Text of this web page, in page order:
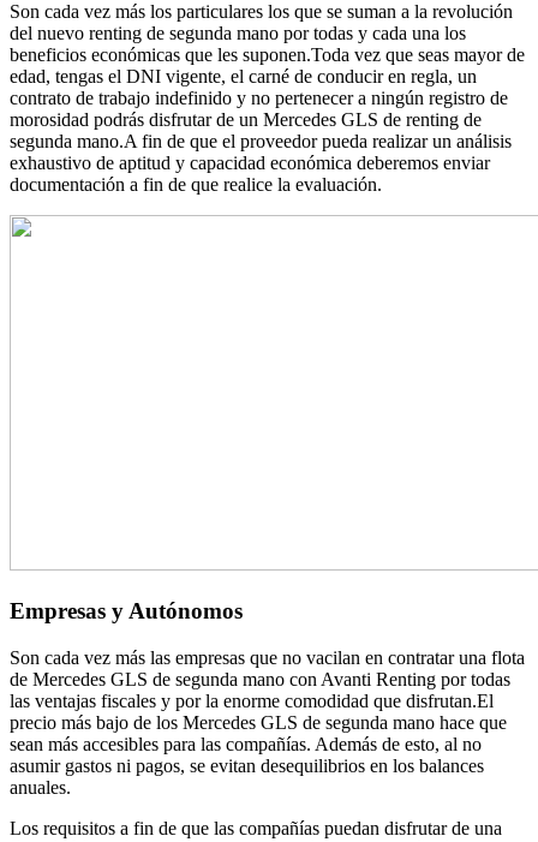
Son cada vez más los particulares los que se suman a la revolución
del nuevo renting de segunda mano por todas y cada una los
beneficios económicas que les suponen.Toda vez que seas mayor de
edad, tengas el DNI vigente, el carné de conducir en regla, un
contrato de trabajo indefinido y no pertenecer a ningún registro de
morosidad podrás disfrutar de un Mercedes GLS de renting de
segunda mano.A fin de que el proveedor pueda realizar un análisis
exhaustivo de aptitud y capacidad económica deberemos enviar
documentación a fin de que realice la evaluación.
Empresas y Autónomos
Son cada vez más las empresas que no vacilan en contratar una flota
de Mercedes GLS de segunda mano con Avanti Renting por todas
las ventajas fiscales y por la enorme comodidad que disfrutan.El
precio más bajo de los Mercedes GLS de segunda mano hace que
sean más accesibles para las compañías. Además de esto, al no
asumir gastos ni pagos, se evitan desequilibrios en los balances
anuales.
Los requisitos a fin de que las compañías puedan disfrutar de una